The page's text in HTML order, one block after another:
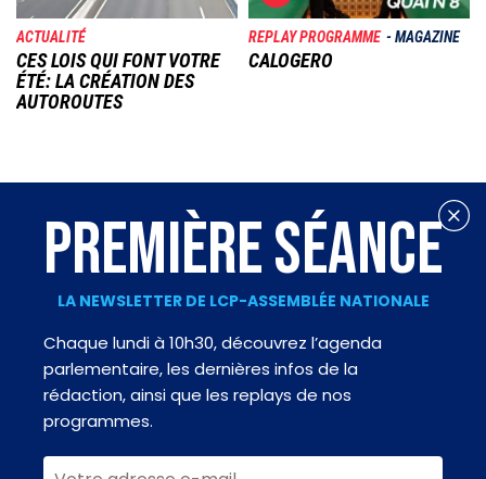
ACTUALITÉ
CES LOIS QUI FONT VOTRE
ÉTÉ: LA CRÉATION DES
AUTOROUTES
REPLAY PROGRAMME MAGAZINE
CALOGERO
PREMIÈRE SÉANCE
LA NEWSLETTER DE LCP-ASSEMBLÉE NATIONALE
Chaque lundi à 10h30, découvrez l’agenda
parlementaire, les dernières infos de la
rédaction, ainsi que les replays de nos
programmes.